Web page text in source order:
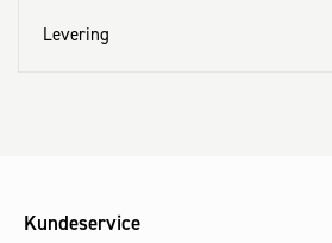
Levering
Kundeservice